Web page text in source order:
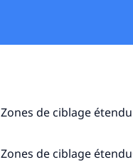
Zones de ciblage
Zones de ciblage